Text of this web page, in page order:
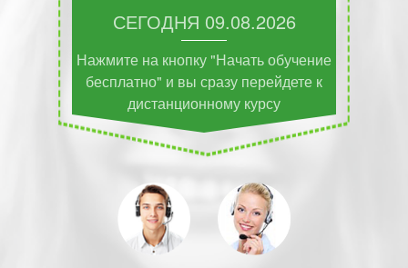
СЕГОДНЯ 09.08.2026
Нажмите на кнопку "Начать обучение
бесплатно" и вы сразу перейдете к
дистанционному курсу